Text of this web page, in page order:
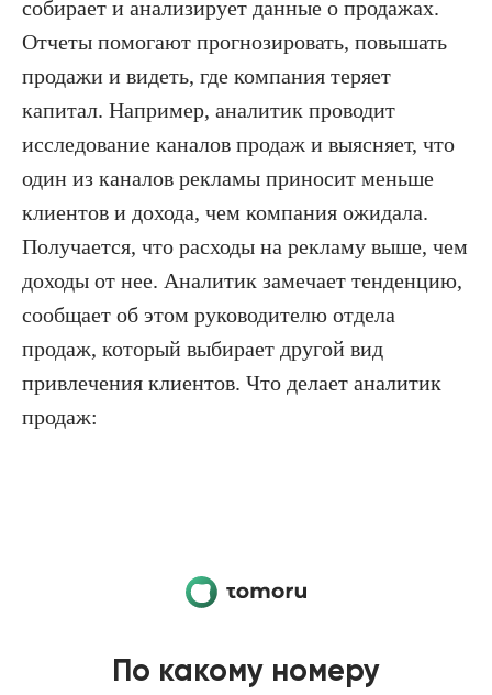
собирает и анализирует данные о продажах.
Отчеты помогают прогнозировать, повышать
продажи и видеть, где компания теряет
капитал. Например, аналитик проводит
исследование каналов продаж и выясняет, что
один из каналов рекламы приносит меньше
клиентов и дохода, чем компания ожидала.
Получается, что расходы на рекламу выше, чем
доходы от нее. Аналитик замечает тенденцию,
сообщает об этом руководителю отдела
продаж, который выбирает другой вид
привлечения клиентов. Что делает аналитик
продаж:
По какому номеру